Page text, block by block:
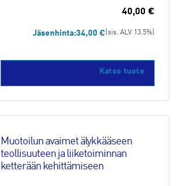
40,00 €
Jäsenhinta:34,00 € (sis. ALV 13.5%)
Katso tuote
Muotoilun avaimet älykkääseen
teollisuuteen ja liiketoiminnan
ketterään kehittämiseen